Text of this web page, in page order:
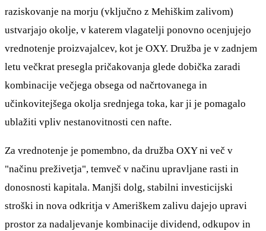
raziskovanje na morju (vključno z Mehiškim zalivom)
ustvarjajo okolje, v katerem vlagatelji ponovno ocenjujejo
vrednotenje proizvajalcev, kot je OXY. Družba je v zadnjem
letu večkrat presegla pričakovanja glede dobička zaradi
kombinacije večjega obsega od načrtovanega in
učinkovitejšega okolja srednjega toka, kar ji je pomagalo
ublažiti vpliv nestanovitnosti cen nafte.
Za vrednotenje je pomembno, da družba OXY ni več v
"načinu preživetja", temveč v načinu upravljane rasti in
donosnosti kapitala. Manjši dolg, stabilni investicijski
stroški in nova odkritja v Ameriškem zalivu dajejo upravi
prostor za nadaljevanje kombinacije dividend, odkupov in